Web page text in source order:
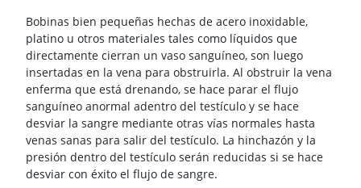
Bobinas bien pequeñas hechas de acero inoxidable,
platino u otros materiales tales como líquidos que
directamente cierran un vaso sanguíneo, son luego
insertadas en la vena para obstruirla. Al obstruir la vena
enferma que está drenando, se hace parar el flujo
sanguíneo anormal adentro del testículo y se hace
desviar la sangre mediante otras vías normales hasta
venas sanas para salir del testículo. La hinchazón y la
presión dentro del testículo serán reducidas si se hace
desviar con éxito el flujo de sangre.